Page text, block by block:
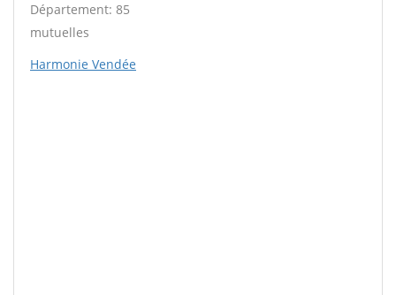
Département: 85
mutuelles
Harmonie Vendée